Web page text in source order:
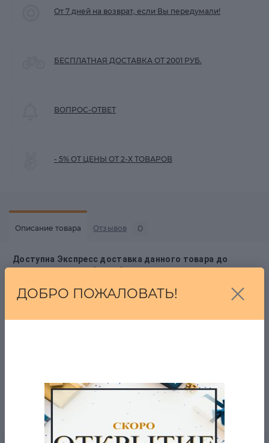
От 7 дней на возврат, если Вы передумали!
БЕСПЛАТНАЯ ДОСТАВКА ОТ 2001 РУБ.
ВОПРОС-ОТВЕТ
- 5% ОТ ЦЕНЫ ОТ 2-Х ТОВАРОВ
Описание товара Отзывов 0
Доступна Экспресс доставка данного товара до
пункта выдачи за 1 день!
Модная вязка. Оверсайз модель.
Купить Жакет Ruby Италия на zastilem.ru со скидкой.
- происхождение бренда: Италия
40°, гладить при температуре до 110°, допускается
машинная сушка при низкой температуре
ДОБРО ПОЖАЛОВАТЬ!